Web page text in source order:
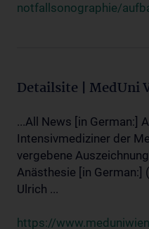
notfallsonographie/
Detailsite | MedUni
...All News [in German:]
Intensivmediziner der
vergebene
Anästhesie [in German:]
Ulrich ...
https://